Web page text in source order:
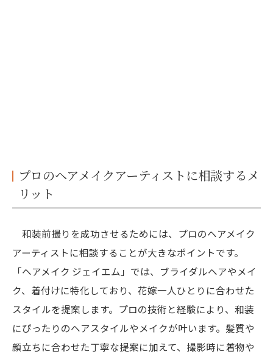
プロのヘアメイクアーティストに相談するメ
リット
和装前撮りを成功させるためには、プロのヘアメイク
アーティストに相談することが大きなポイントです。
「ヘアメイク ジェイエム」では、ブライダルヘアやメイ
ク、着付けに特化しており、花嫁一人ひとりに合わせた
スタイルを提案します。プロの技術と経験により、和装
にぴったりのヘアスタイルやメイクが叶います。髪質や
顔立ちに合わせた丁寧な提案に加えて、撮影時に着物や